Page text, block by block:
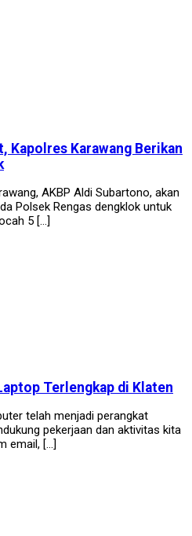
Kapolres Karawang Berikan
AKBP Aldi Subartono, akan
Polsek Rengas dengklok untuk
5 […]
Terlengkap di Klaten
telah menjadi perangkat
pekerjaan dan aktivitas kita
email, […]